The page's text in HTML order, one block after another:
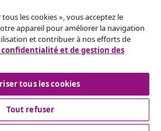
est un site web de TM
GmbH
les cookies », vous acceptez le
appareil pour améliorer la navigation
et contribuer à nos efforts de
et de gestion des
tous les cookies
Tout refuser